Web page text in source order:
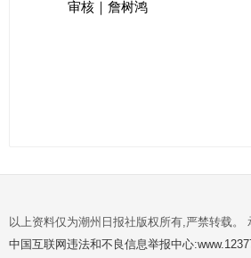
审核｜詹树鸿
以上资料仅为潮州日报社版权所有,严禁转载。
中国互联网违法和不良信息举报中心